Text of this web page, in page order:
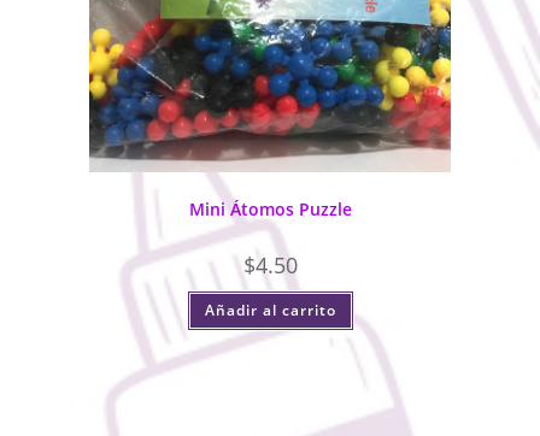
Mini Átomos Puzzle
$4.50
Añadir al carrito